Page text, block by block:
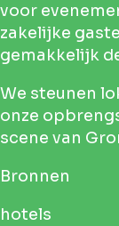
voor
zakelijke
gemakkelijk
We steunen
onze
scene van
Bronnen
hotels